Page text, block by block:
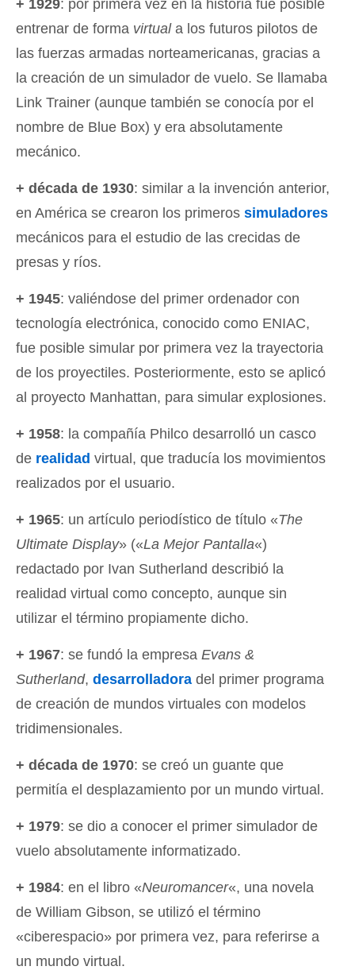
+ 1929: por primera vez en la historia fue posible
entrenar de forma virtuala los futuros pilotos de
las fuerzas armadas norteamericanas, gracias a
la creación de un simulador de vuelo. Se llamaba
Link Trainer (aunque también se conocía por el
nombre de Blue Box) y era absolutamente
mecánico.
+ década de 1930: similar a la invención anterior,
en América se crearon los primeros simuladores
mecánicos para el estudio de las crecidas de
presas y ríos.
+ 1945: valiéndose del primer ordenador con
tecnología electrónica, conocido como ENIAC,
fue posible simular por primera vez la trayectoria
de los proyectiles. Posteriormente, esto se aplicó
al proyecto Manhattan, para simular explosiones.
+ 1958: la compañía Philco desarrolló un casco
de realidad virtual, que traducía los movimientos
realizados por el usuario.
+ 1965: un artículo periodístico de título «The
Ultimate Display» («La Mejor Pantalla«)
redactado por Ivan Sutherland describió la
realidad virtual como concepto, aunque sin
utilizar el término propiamente dicho.
+ 1967: se fundó la empresa Evans &
Sutherland, desarrolladora del primer programa
de creación de mundos virtuales con modelos
tridimensionales.
+ década de 1970: se creó un guante que
permitía el desplazamiento por un mundo virtual.
+ 1979: se dio a conocer el primer simulador de
vuelo absolutamente informatizado.
+ 1984: en el libro «Neuromancer«, una novela
de William Gibson, se utilizó el término
«ciberespacio» por primera vez, para referirse a
un mundo virtual.